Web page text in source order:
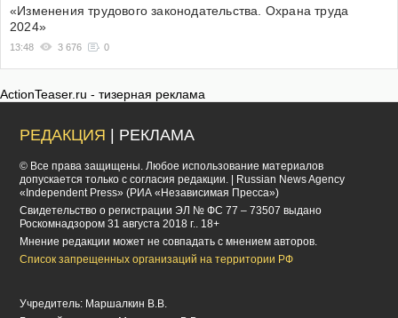
«Изменения трудового законодательства. Охрана труда
2024»
13:48 3 676 0
ActionTeaser.ru - тизерная реклама
РЕДАКЦИЯ | РЕКЛАМА
© Все права защищены. Любое использование материалов
допускается только с согласия редакции. | Russian News Agency
«Independent Press» (РИА «Независимая Пресса»)
Cвидетельство о регистрации ЭЛ № ФС 77 – 73507 выдано
Роскомнадзором 31 августа 2018 г.. 18+
Мнение редакции может не совпадать с мнением авторов.
Список запрещенных организаций на территории РФ
Учредитель: Маршалкин В.В.